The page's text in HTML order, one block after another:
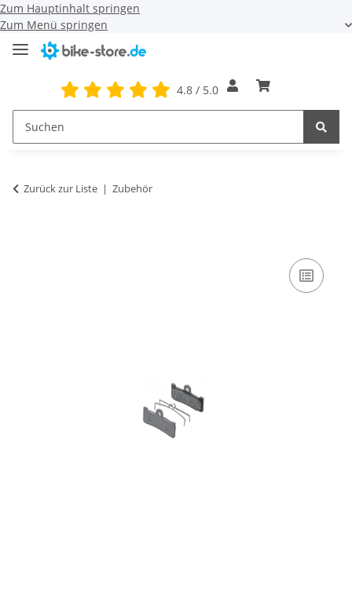
Zum Hauptinhalt springen
Zum Menü springen
4.8 / 5.0
Zurück zur Liste Zubehör